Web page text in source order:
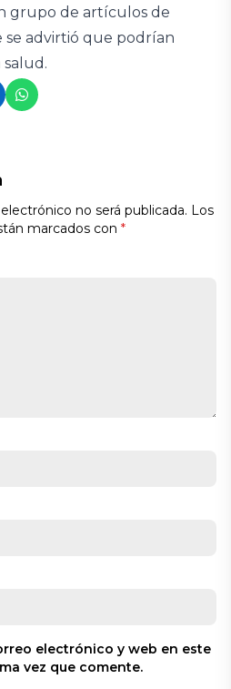
grupo de artículos de
se advirtió que podrían
salud.
no será publicada. Los
marcados con *
electrónico y web en este
vez que comente.